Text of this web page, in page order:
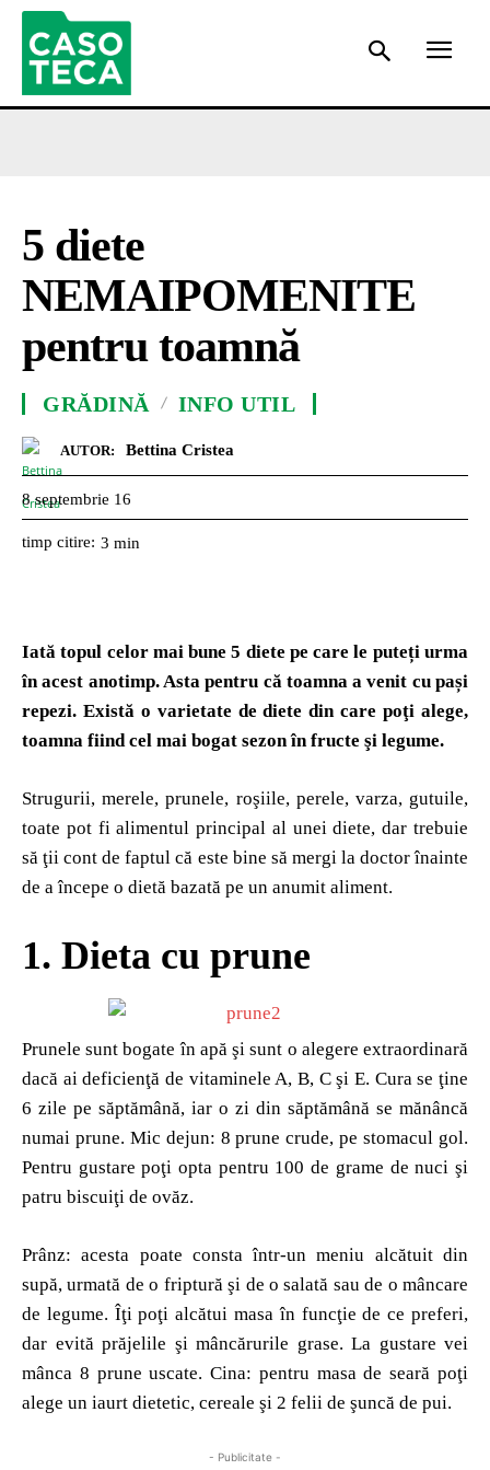
5 diete
NEMAIPOMENITE
pentru toamnă
GRĂDINĂ INFO UTIL
AUTOR: Bettina Cristea
8 septembrie 16
timp citire: 3 min
Iată topul celor mai bune 5 diete pe care le puteți urma
în acest anotimp. Asta pentru că toamna a venit cu pași
repezi. Există o varietate de diete din care poţi alege,
toamna fiind cel mai bogat sezon în fructe şi legume.
Strugurii, merele, prunele, roşiile, perele, varza, gutuile,
toate pot fi alimentul principal al unei diete, dar trebuie
să ţii cont de faptul că este bine să mergi la doctor înainte
de a începe o dietă bazată pe un anumit aliment.
1. Dieta cu prune
Prunele sunt bogate în apă şi sunt o alegere extraordinară
dacă ai deficienţă de vitaminele A, B, C şi E. Cura se ţine
6 zile pe săptămână, iar o zi din săptămână se mănâncă
numai prune. Mic dejun: 8 prune crude, pe stomacul gol.
Pentru gustare poţi opta pentru 100 de grame de nuci şi
patru biscuiţi de ovăz.
Prânz: acesta poate consta într-un meniu alcătuit din
supă, urmată de o friptură şi de o salată sau de o mâncare
de legume. Îţi poţi alcătui masa în funcţie de ce preferi,
dar evită prăjelile şi mâncărurile grase. La gustare vei
mânca 8 prune uscate. Cina: pentru masa de seară poţi
alege un iaurt dietetic, cereale şi 2 felii de şuncă de pui.
- Publicitate -